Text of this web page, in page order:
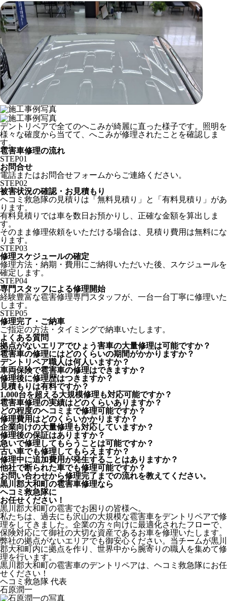
デントリペアで全てのへこみが綺麗に直った様子です。照明を
様々な確度から当てて、へこみが修理されたことを確認しま
す。
雹害車修理の流れ
STEP01
お問合せ
電話またはお問合せフォームからご連絡ください。
STEP02
被害状況の確認・お見積もり
ヘコミ救急隊の見積りは「無料見積り」と「有料見積り」があ
ります。
有料見積りでは車を数日お預かりし、正確な金額を算出しま
す。
そのまま修理依頼をいただける場合は、見積り費用は無料にな
ります。
STEP03
修理スケジュールの確定
修理方法・納期・費用にご納得いただいた後、スケジュールを
確定します。
STEP04
専門スタッフによる修理開始
経験豊富な雹害修理専門スタッフが、一台一台丁寧に修理いた
します。
STEP05
修理完了・ご納車
ご指定の方法・タイミングで納車いたします。
よくある質問
拠点がないエリアでひょう害車の大量修理は可能ですか？
雹害車の修理にはどのくらいの期間がかかりますか？
デントリペア職人は何人いますか？
車両保険で雹害車の修理はできますか？
修理後に修理歴はつきますか？
見積もりは有料ですか？
1,000台を超える大規模修理も対応可能ですか？
雹害車修理の実績はどのくらいありますか？
どの程度のヘコミまで修理可能ですか？
修理費用はどのくらいかかりますか？
企業向けの大量修理も対応していますか？
修理後の保証はありますか？
急いで修理してもらうことは可能ですか？
古い車でも修理してもらえますか？
修理中に追加費用が発生することはありますか？
他社で断られた車でも修理可能ですか？
お問い合わせから修理完了までの流れを教えてください。
黒川郡大和町の雹害車修理なら
ヘコミ救急隊に
お任せください！
黒川郡大和町の雹害でお困りの皆様へ。
私たちは、過去にも沢山の大規模な雹害車をデントリペアで修
理をしてきました。企業の方々向けに最適化されたフローで、
保険対応にて御社の大切な資産であるお車を修理いたします。
弊社の拠点がないエリアでも御安心ください。当チームが黒川
郡大和町内に拠点を作り、世界中から腕寄りの職人を集めて修
理を行います。
黒川郡大和町の雹害車のデントリペアは、ヘコミ救急隊にお任
せください！
ヘコミ救急隊 代表
石原潤一